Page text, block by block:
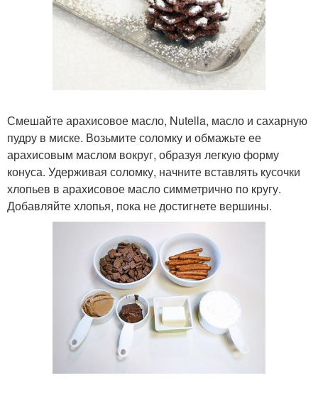
Смешайте арахисовое масло, Nutella, масло и сахарную
пудру в миске. Возьмите соломку и обмажьте ее
арахисовым маслом вокруг, образуя легкую форму
конуса. Удерживая соломку, начните вставлять кусочки
хлопьев в арахисовое масло симметрично по кругу.
Добавляйте хлопья, пока не достигнете вершины.